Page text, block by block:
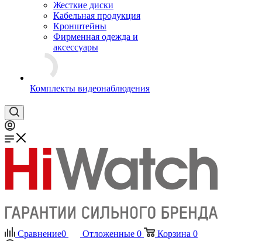
Жесткие диски
Кабельная продукция
Кронштейны
Фирменная одежда и
аксессуары
Комплекты видеонаблюдения
Сравнение0 Отложенные 0 Корзина 0